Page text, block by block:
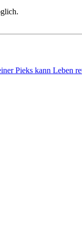
Pieks kann Leben